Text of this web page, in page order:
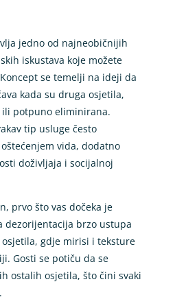
jedno od najneobičnijih
iskustava koje možete
se temelji na ideji da
kada su druga osjetila,
potpuno eliminirana.
tip usluge često
vida, dodatno
doživljaja i socijalnoj
prvo što vas dočeka je
dezorijentacija brzo ustupa
gdje mirisi i teksture
Gosti se potiču da se
ostalih osjetila, što čini svaki